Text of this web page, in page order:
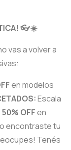
👓☀️
vas a volver a
en modelos
Escala
OFFen
encontraste tu
Tenés